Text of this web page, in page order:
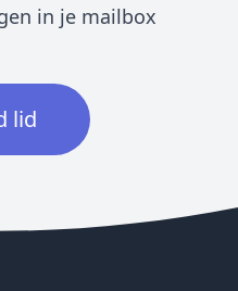
in je mailbox
lid